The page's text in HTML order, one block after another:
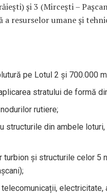
și 3 (Mircești –
resurselor umane și
pe Lotul 2 și 700.000
stratului de formă
rutiere;
structurile din ambele
și structurile celor 5
electricitate,